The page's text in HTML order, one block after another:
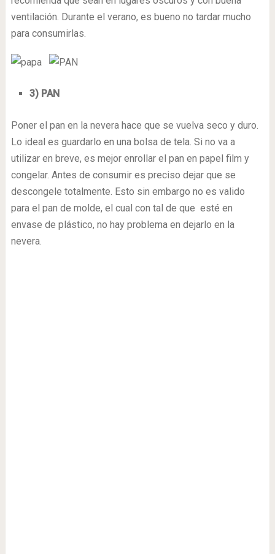
ventilación. Durante el verano, es bueno no tardar mucho
para consumirlas.
3) PAN
Poner el pan en la nevera hace que se vuelva seco y duro.
Lo ideal es guardarlo en una bolsa de tela. Si no va a
utilizar en breve, es mejor enrollar el pan en papel film y
congelar. Antes de consumir es preciso dejar que se
descongele totalmente. Esto sin embargo no es valido
para el pan de molde, el cual con tal de que esté en
envase de plástico, no hay problema en dejarlo en la
nevera.